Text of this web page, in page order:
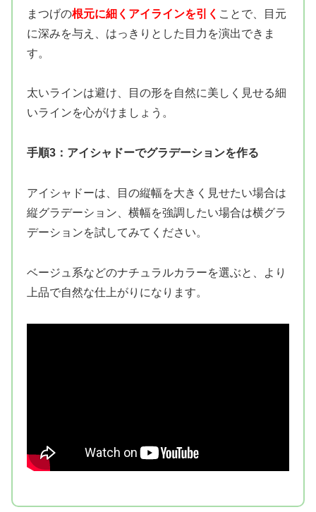
まつげの根元に細くアイラインを引く ことで、目元
に深みを与え、はっきりとした目力を演出できま
す。
太いラインは避け、目の形を自然に美しく見せる細
いラインを心がけましょう。
手順3：アイシャドーでグラデーションを作る
アイシャドーは、目の縦幅を大きく見せたい場合は
縦グラデーション、横幅を強調したい場合は横グラ
デーションを試してみてください。
ベージュ系などのナチュラルカラーを選ぶと、より
上品で自然な仕上がりになります。